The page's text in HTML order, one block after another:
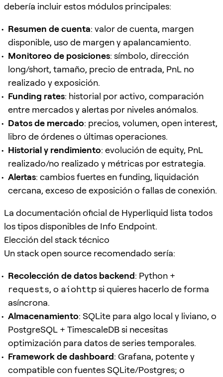
debería incluir estos módulos principales:
Resumen de cuenta: valor de cuenta, margen
disponible, uso de margen y apalancamiento.
Monitoreo de posiciones: símbolo, dirección
long/short, tamaño, precio de entrada, PnL no
realizado y exposición.
Funding rates: historial por activo, comparación
entre mercados y alertas por niveles anómalos.
Datos de mercado: precios, volumen, open interest,
libro de órdenes o últimas operaciones.
Historial y rendimiento: evolución de equity, PnL
realizado/no realizado y métricas por estrategia.
Alertas: cambios fuertes en funding, liquidación
cercana, exceso de exposición o fallas de conexión.
La documentación oficial de Hyperliquid lista todos
los tipos disponibles de Info Endpoint.
Elección del stack técnico
Un stack open source recomendado sería:
Recolección de datos backend: Python +
requests, o aiohttpsi quieres hacerlo de forma
asíncrona.
Almacenamiento: SQLite para algo local y liviano, o
PostgreSQL + TimescaleDB si necesitas
optimización para datos de series temporales.
Framework de dashboard: Grafana, potente y
compatible con fuentes SQLite/Postgres; o